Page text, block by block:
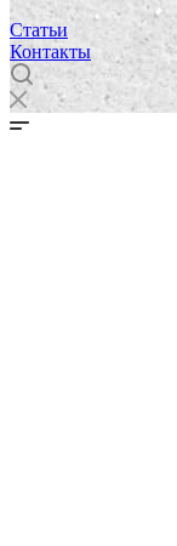
Статьи
Контакты